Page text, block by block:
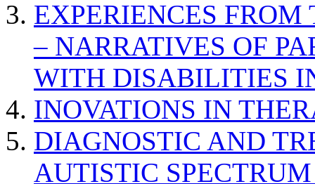
EXPERIENCES
– NARRATIVES OF
WITH DISABILITIES
INOVATIONS IN
DIAGNOSTIC AND
AUTISTIC